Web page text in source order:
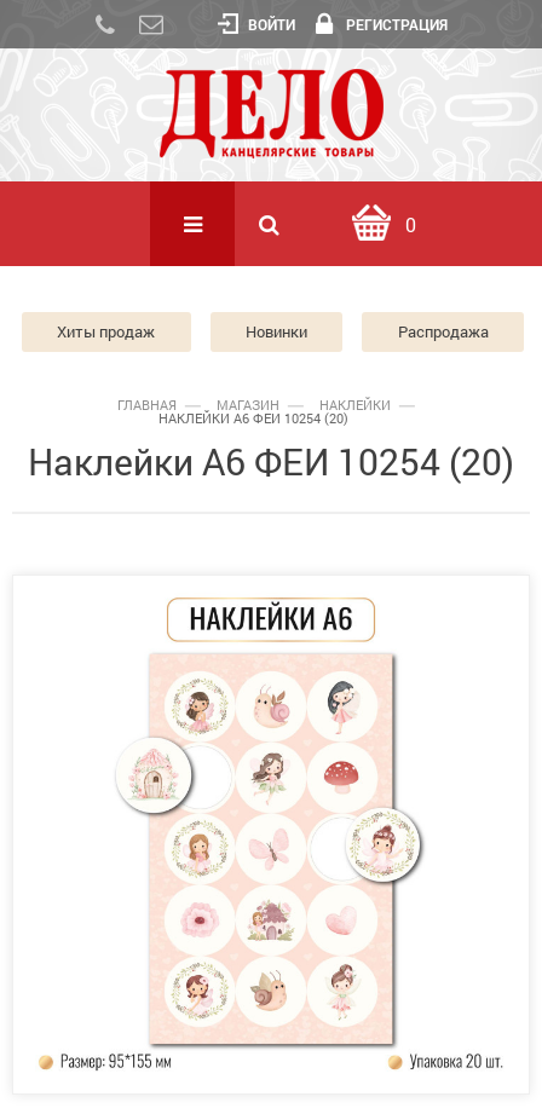
ВОЙТИ РЕГИСТРАЦИЯ
0
Хиты продаж Новинки Распродажа
ГЛАВНАЯ МАГАЗИН НАКЛЕЙКИ
НАКЛЕЙКИ А6 ФЕИ 10254 (20)
Наклейки А6 ФЕИ 10254 (20)